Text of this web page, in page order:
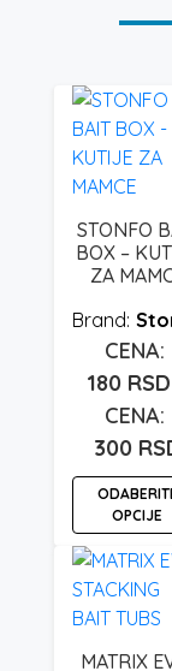
STONFO
BOX –
ZA
180 RSD
300
OPCIJE
Ovaj
proizvod
ima
MATRIX